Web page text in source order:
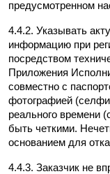
предусмотренном
4.4.2. Указывать
информацию при
посредством
Приложения
совместно с
фотографией
реального времени
быть четкими.
основанием для
4.4.3. Заказчик не